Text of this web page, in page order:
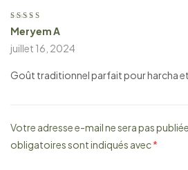
Note5sur 5
Meryem A
juillet 16, 2024
Goût traditionnel parfait pour harcha
Votre adresse e-mail ne sera pas publiée.
obligatoires sont indiqués avec*